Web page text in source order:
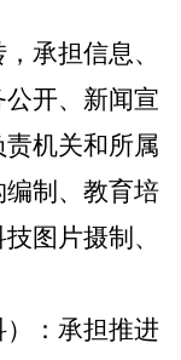
承担信息、
开、新闻宣
机关和所属
制、教育培
图片摄制、
： 承担推进